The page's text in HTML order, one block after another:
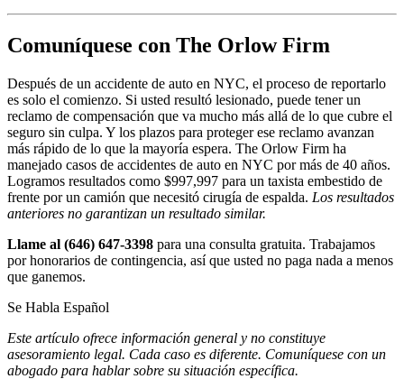
Comuníquese con The Orlow Firm
Después de un accidente de auto en NYC, el proceso de reportarlo
es solo el comienzo. Si usted resultó lesionado, puede tener un
reclamo de compensación que va mucho más allá de lo que cubre el
seguro sin culpa. Y los plazos para proteger ese reclamo avanzan
más rápido de lo que la mayoría espera. The Orlow Firm ha
manejado casos de accidentes de auto en NYC por más de 40 años.
Logramos resultados como $997,997 para un taxista embestido de
frente por un camión que necesitó cirugía de espalda. Los resultados
anteriores no garantizan un resultado similar.
Llame al (646) 647-3398 para una consulta gratuita. Trabajamos
por honorarios de contingencia, así que usted no paga nada a menos
que ganemos.
Se Habla Español
Este artículo ofrece información general y no constituye
asesoramiento legal. Cada caso es diferente. Comuníquese con un
abogado para hablar sobre su situación específica.